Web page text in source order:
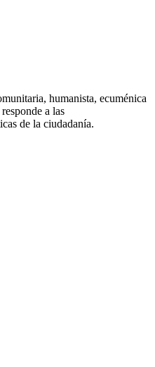
humanista, ecuménica
a las
de la ciudadanía.